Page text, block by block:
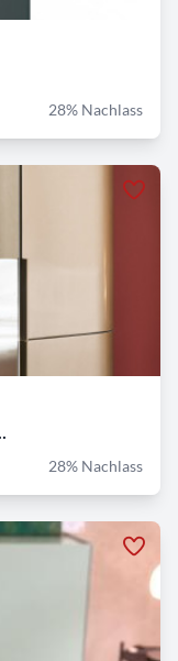
28% Nachlass
28% Nachlass